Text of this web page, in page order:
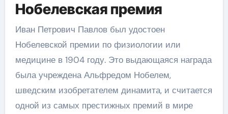
Нобелевская премия
Иван Петрович Павлов был удостоен
Нобелевской премии по физиологии или
медицине в 1904 году. Это выдающаяся награда
была учреждена Альфредом Нобелем,
шведским изобретателем динамита, и считается
одной из самых престижных премий в мире